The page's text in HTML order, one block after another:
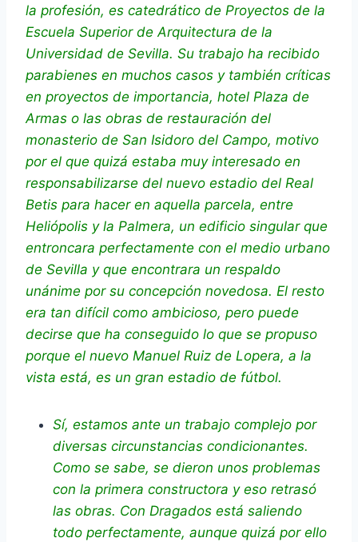
la profesión, es catedrático de Proyectos de la
Escuela Superior de Arquitectura de la
Universidad de Sevilla. Su trabajo ha recibido
parabienes en muchos casos y también críticas
en proyectos de importancia, hotel Plaza de
Armas o las obras de restauración del
monasterio de San Isidoro del Campo, motivo
por el que quizá estaba muy interesado en
responsabilizarse del nuevo estadio del Real
Betis para hacer en aquella parcela, entre
Heliópolis y la Palmera, un edificio singular que
entroncara perfectamente con el medio urbano
de Sevilla y que encontrara un respaldo
unánime por su concepción novedosa. El resto
era tan difícil como ambicioso, pero puede
decirse que ha conseguido lo que se propuso
porque el nuevo Manuel Ruiz de Lopera, a la
vista está, es un gran estadio de fútbol.
Sí, estamos ante un trabajo complejo por
diversas circunstancias condicionantes.
Como se sabe, se dieron unos problemas
con la primera constructora y eso retrasó
las obras. Con Dragados está saliendo
todo perfectamente, aunque quizá por ello